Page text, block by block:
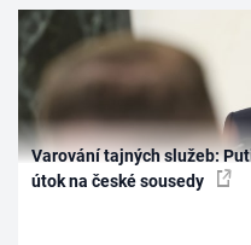
Varování tajných služeb:
útok na české sousedy